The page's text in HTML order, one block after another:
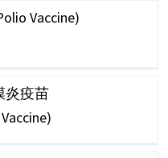
Vaccine)
炎疫苗